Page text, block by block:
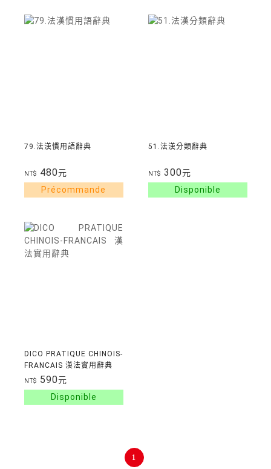
79.法漢慣用語辭典
NT$ 480元
51.法漢分類辭典
NT$ 300元
DICO PRATIQUE CHINOIS-
FRANCAIS 漢法實用辭典
NT$ 590元
1